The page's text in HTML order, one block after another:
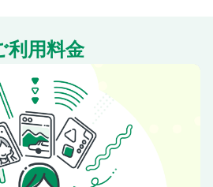
「洗いすぎ」に!?デニム専用を1本は
っとデニムの育成を楽しみたくなっ
に挑戦
合い方を参考にする
さえたお手入れでへそを曲げさせな
ッズを揃えて自宅でも気軽にケアす
利用料金